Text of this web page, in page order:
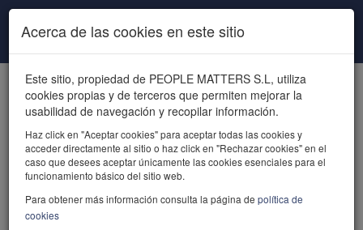
Pasar al contenido principal
powered by talent
Acerca de las cookies en este sitio
Este sitio, propiedad de PEOPLE MATTERS S.L, utiliza
cookies propias y de terceros que permiten mejorar la
usabilidad de navegación y recopilar información.
Haz click en "Aceptar cookies" para aceptar todas las cookies y
acceder directamente al sitio o haz click en "Rechazar cookies" en el
caso que desees aceptar únicamente las cookies esenciales para el
funcionamiento básico del sitio web.
Para obtener más información consulta la página de política de
cookies